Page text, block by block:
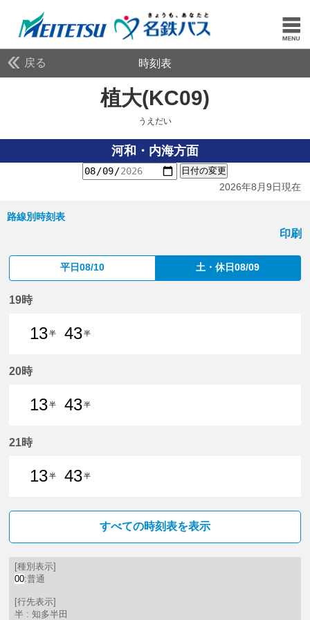
戻る 時刻表
植大(KC09)
うえだい
河和・内海方面
日付の変更
2026年8月9日現在
路線別時刻表
印刷
平日08/10 土・休日08/09
19時
13半
43半
20時
13半
43半
21時
13半
43半
すべての時刻表を表示
[種別表示]
00:普通
[行先表示]
半 : 知多半田